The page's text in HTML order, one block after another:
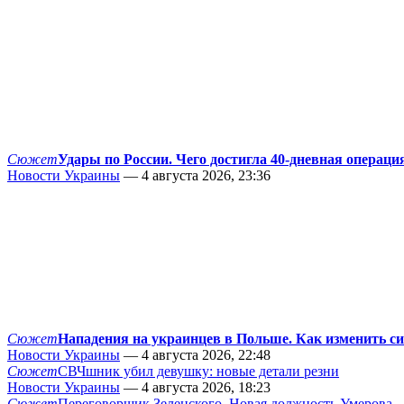
СюжетУдары по России. Чего достигла 40-дневная
Новости Украины — 4 августа 2026, 23:36
СюжетНападения на украинцев в Польше. Как изменить
Новости Украины — 4 августа 2026, 22:48
СюжетСВЧшник убил девушку: новые детали резни
Новости Украины — 4 августа 2026, 18:23